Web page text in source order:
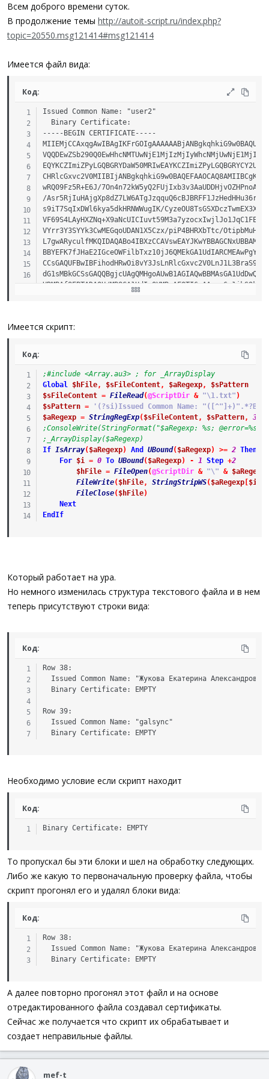
а
Всем доброго времени суток.
В продолжение темы http://autoit-script.ru/index.php?
topic=20550.msg121414#msg121414
Имеется файл вида:
Код:
Issued Common Name: "user2"
  Binary Certificate:
-----BEGIN CERTIFICATE-----
wRQ09Fz5R+E6J/
/
s9iT7SqIxDWl6kya5dkHRNWWugIK/
VYrr3Y3SYYk3CwMEGqoUDAN1X5Czx/piP4BHRXbTtc/
HRMBAf8EBTADAQH/
  Binary Certificate:
-----BEGIN CERTIFICATE-----
MIIC/TCCAeWgAwIBAgIQfHm8mrQk6qFKk92CXt/
UeQ7J/JTusQAhmQR+bgDrqv/HozEXwDdIQh6Ys75/
EBRESxtPvdxlrfnLLtMuX+owBQn/v/
nv42/y9ciiUbQVVGzRJw8cbfY1IXGunhU0Mz/
HRMBAf8EBTADAQH/
q8tlDv5cI6a2dtkvbOE7ttVt348XZFVUJpCb/
yw==
Row 4:
  Issued Common Name: "user5"
  Binary Certificate:
kiaJk/IsZAEZFgNpbnQxEjAQBgoJkiaJk/
AOm/
FAYIKwYBBQUHAwIGCCsGAQUFBwMEMA4GA1UdDwEB/
J2eGe4G2RhrG/
-----END CERTIFICATE-----
Имеется скрипт:
Код:
;#include <Array.au3> ; for _ArrayDisplay
Global
$hFile, $sFileContent, $aRegexp,
$sPattern
$sFileContent = FileRead(@ScriptDir & "\1.txt" )
$sPattern =
'(?si)Issued Common Name:
$aRegexp = StringRegExp( $sFileContent, $sPattern, 3
;ConsoleWrite(StringFormat("$aRegexp: %s; @error=%s;
;_ArrayDisplay($aRegexp)
If IsArray( $aRegexp) And UBound( $aRegexp) >= 2 Then
For
$i = 0 To UBound( $aRegexp) - 1 Step +2
$hFile = FileOpen(@ScriptDir & "\" & $aRegexp
FileWrite( $hFile, StringStripWS( $aRegexp[ $i
FileClose( $hFile)
Next
EndIf
Который работает на ура.
Но немного изменилась структура текстового файла и в нем
теперь присутствуют строки вида:
Код:
Row 38:
  Issued Common Name: "Жукова Екатерина Александровна"
  Binary Certificate: EMPTY
Row 39:
  Issued Common Name: "galsync"
  Binary Certificate: EMPTY
Необходимо условие если скрипт находит
Код:
Binary Certificate: EMPTY
То пропускал бы эти блоки и шел на обработку следующих.
Либо же какую то первоначальную проверку файла, чтобы
скрипт прогонял его и удалял блоки вида:
Код:
Row 38:
  Issued Common Name: "Жукова Екатерина Александровна"
  Binary Certificate: EMPTY
А далее повторно прогонял этот файл и на основе
отредактированного файла создавал сертификаты.
Сейчас же получается что скрипт их обрабатывает и
создает неправильные файлы.
mef-t